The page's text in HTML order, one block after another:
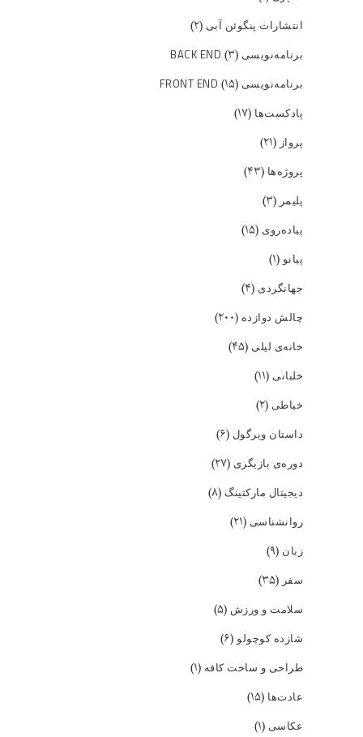
انتشارات پنگوئن آبی (۲)
برنامه‌نویسی BACK END (۳)
برنامه‌نویسی FRONT END (۱۵)
پادکست‌ها (۱۷)
پرواز (۲۱)
پروژه‌ها (۴۳)
پلیمر (۳)
پیاده‌روی (۱۵)
پیانو(۱)
جهانگردی (۴)
چالش دوازده (۲۰۰)
خانه‌ی لیلی (۴۵)
خلبانی (۱۱)
خیاطی (۲)
داستان ویرگول (۶)
دوره‌ی بازیگری (۲۷)
دیجیتال مارکتینگ (۸)
روانشناسی (۲۱)
زبان (۹)
سفر (۳۵)
سلامت و ورزش (۵)
شازده کوچولو(۶)
طراحی و ساخت کافه (۱)
عادت‌ها (۱۵)
عکاسی (۱)